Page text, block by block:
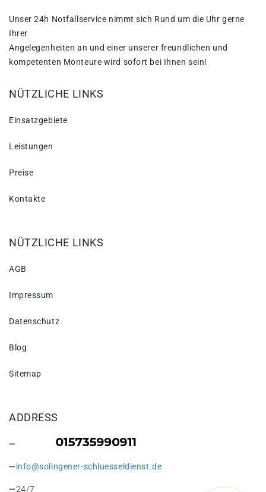
Unser 24h Notfallservice nimmt sich Rund um die Uhr gerne
Ihrer
Angelegenheiten an und einer unserer freundlichen und
kompetenten Monteure wird sofort bei Ihnen sein!
NÜTZLICHE LINKS
Einsatzgebiete
Leistungen
Preise
Kontakte
NÜTZLICHE LINKS
AGB
Impressum
Datenschutz
Blog
Sitemap
ADDRESS
info@solingener-schluesseldienst.de
24/7